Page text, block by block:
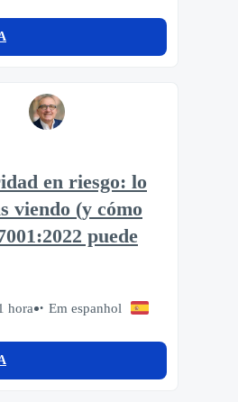
en riesgo: lo
viendo (y cómo
puede
hora Em espanhol